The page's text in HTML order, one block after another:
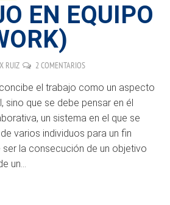
EN EQUIPO
RUIZ 2 COMENTARIOS
el trabajo como un aspecto
sino que se debe pensar en él
un sistema en el que se
varios individuos para un fin
la consecución de un objetivo
un...